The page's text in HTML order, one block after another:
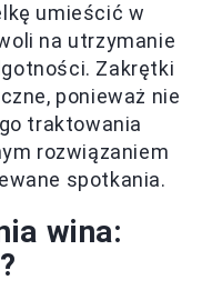
umieścić w
na utrzymanie
Zakrętki
ponieważ nie
traktowania
rozwiązaniem
spotkania.
wina: